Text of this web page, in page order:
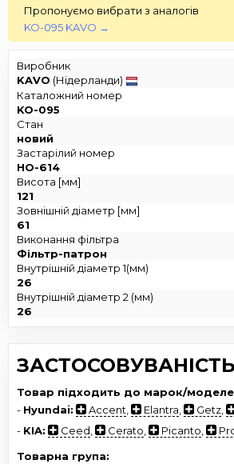
Пропонуємо вибрати з аналогів
KO-095 KAVO →
Виробник
KAVO (Нідерланди)
Каталожний номер
KO-095
Стан
новий
Застарілий номер
HO-614
Висота [мм]
121
Зовнішній діаметр [мм]
61
Виконання фільтра
Фільтр-патрон
Внутрішній діаметр 1(мм)
26
Внутрішній діаметр 2 (мм)
26
ЗАСТОСОВУВАНІСТЬ
Товар підходить до марок/
- Hyundai: Accent Elantra Getz
- KIA: Ceed Cerato Picanto
Товарна група: